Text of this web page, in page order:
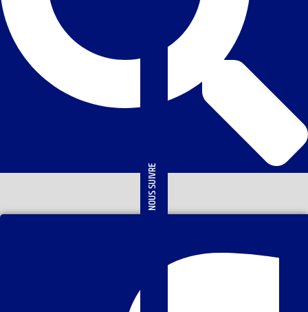
NOUS SUIVRE